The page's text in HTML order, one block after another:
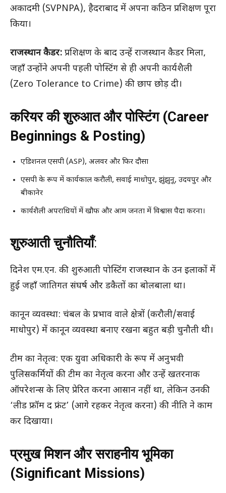
अकादमी (SVPNPA), हैदराबाद में अपना कठिन प्रशिक्षण पूरा
किया।
राजस्थान कैडर: प्रशिक्षण के बाद उन्हें राजस्थान कैडर मिला,
जहाँ उन्होंने अपनी पहली पोस्टिंग से ही अपनी कार्यशैली
(Zero Tolerance to Crime) की छाप छोड़ दी।
करियर की शुरुआत और पोस्टिंग (Career
Beginnings & Posting)
एडिशनल एसपी (ASP), अलवर और फिर दौसा
एसपी के रूप में कार्यकाल करौली, सवाई माधोपुर, झुंझुनू, उदयपुर और
बीकानेर
कार्यशैली अपराधियों में खौफ और आम जनता में विश्वास पैदा करना।
शुरुआती चुनौतियाँ:
दिनेश एम.एन. की शुरुआती पोस्टिंग राजस्थान के उन इलाकों में
हुई जहाँ जातिगत संघर्ष और डकैतों का बोलबाला था।
कानून व्यवस्था: चंबल के प्रभाव वाले क्षेत्रों (करौली/सवाई
माधोपुर) में कानून व्यवस्था बनाए रखना बहुत बड़ी चुनौती थी।
टीम का नेतृत्व: एक युवा अधिकारी के रूप में अनुभवी
पुलिसकर्मियों की टीम का नेतृत्व करना और उन्हें खतरनाक
ऑपरेशन्स के लिए प्रेरित करना आसान नहीं था, लेकिन उनकी
‘लीड फ्रॉम द फ्रंट’ (आगे रहकर नेतृत्व करना) की नीति ने काम
कर दिखाया।
प्रमुख मिशन और सराहनीय भूमिका
(Significant Missions)